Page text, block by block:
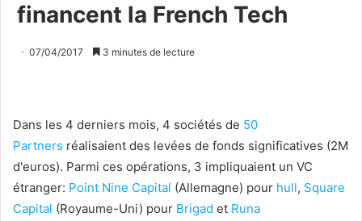
financent la French Tech
07/04/2017 3 minutes de lecture
Dans les 4 derniers mois, 4 sociétés de 50
Partners réalisaient des levées de fonds significatives (2M
d'euros). Parmi ces opérations, 3 impliquaient un VC
étranger: Point Nine Capital (Allemagne) pour hull, Square
Capital (Royaume-Uni) pour Brigad et Runa